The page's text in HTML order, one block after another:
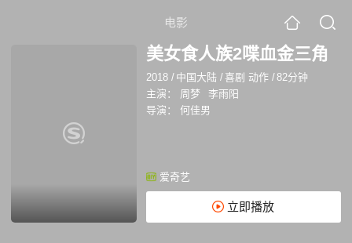
电影
美女食人族2喋血金三角
2018 / 中国大陆 /喜剧 动作 /82分钟
主演：
周梦
李雨阳
导演：
何佳男
爱奇艺
立即播放